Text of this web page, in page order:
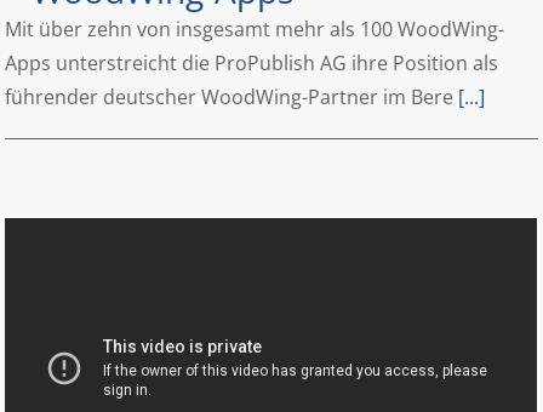
Mit über zehn von insgesamt mehr als 100 WoodWing-
Apps unterstreicht die ProPublish AG ihre Position als
führender deutscher WoodWing-Partner im Bere [...]